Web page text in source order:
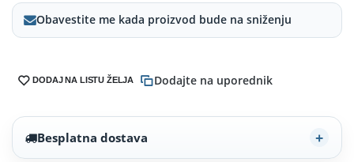
Obavestite me kada proizvod bude na sniženju
DODAJ NA LISTU ŽELJA Dodajte na uporednik
Besplatna dostava